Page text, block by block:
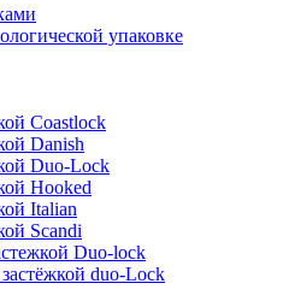
упаковке
Coastlock
Danish
Duo-Lock
Hooked
Italian
Scandi
Duo-lock
duo-Lock